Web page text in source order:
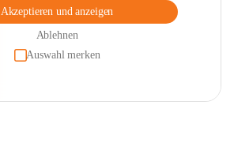
Akzeptieren und anzeigen
Ablehnen
Auswahl merken